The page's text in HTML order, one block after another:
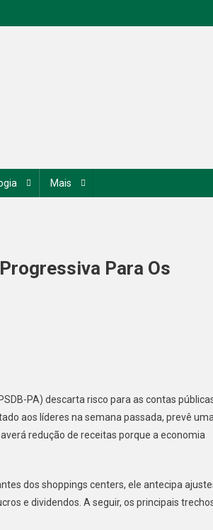
Mais
Para Os
PA) descarta risco para as contas
aos líderes na semana passada, prevê uma
redução de receitas porque a economia
dos shoppings centers, ele antecipa
e dividendos. A seguir, os principais